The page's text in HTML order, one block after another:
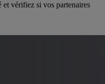
vérifiez si vos partenaires